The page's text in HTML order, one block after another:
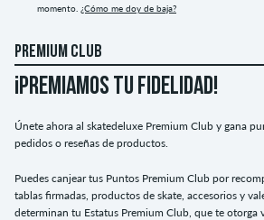
momento. ¿Cómo me doy de baja?
PREMIUM CLUB
¡PREMIAMOS TU FIDELIDAD!
Únete ahora al skatedeluxe Premium Club y gana
pedidos o reseñas de productos.
Puedes canjear tus Puntos Premium Club por
tablas firmadas, productos de skate, accesorios y
determinan tu Estatus Premium Club, que te otorga